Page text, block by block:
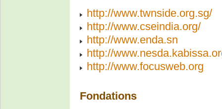
http://www.twnside.org.sg/
http://www.cseindia.org/
http://www.enda.sn
http://
http://www.focusweb.org
Fondations